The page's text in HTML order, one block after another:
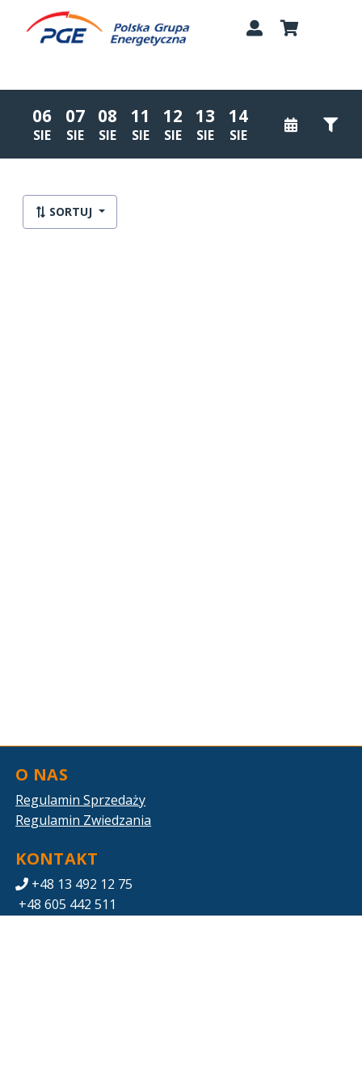
06
SIE
07
SIE
08
SIE
11
SIE
12
SIE
13
SIE
14
SIE
Lista wydarzeń:
SORTUJ
O NAS
Regulamin Sprzedaży
Regulamin Zwiedzania
KONTAKT
+48 13 492 12 75
+48 605 442 511